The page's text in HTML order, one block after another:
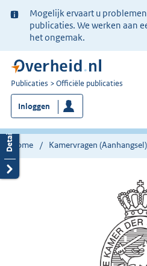
Ter
informatie:
Mogelijk ervaart u
publicaties. We werken aan
het ongemak.
U
bent
nu
hier:
Publicaties Officiële publicaties
Inloggen
Home Kamervragen